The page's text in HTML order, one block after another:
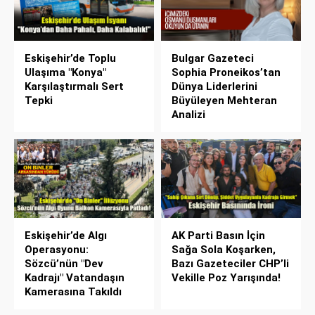
Eskişehir’de Toplu
Ulaşıma "Konya"
Karşılaştırmalı Sert
Tepki
Bulgar Gazeteci
Sophia Proneikos’tan
Dünya Liderlerini
Büyüleyen Mehteran
Analizi
Eskişehir’de Algı
Operasyonu:
Sözcü’nün "Dev
Kadrajı" Vatandaşın
Kamerasına Takıldı
AK Parti Basın İçin
Sağa Sola Koşarken,
Bazı Gazeteciler CHP’li
Vekille Poz Yarışında!